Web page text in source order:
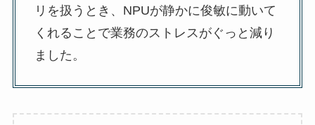
リを扱うとき、NPUが静かに俊敏に動いて
くれることで業務のストレスがぐっと減り
ました。